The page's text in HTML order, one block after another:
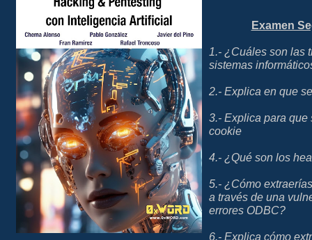
Examen
1.- ¿Cuáles son las
sistemas
2.- Explica en que
3.- Explica para que
cookie
4.- ¿Qué son los
5.- ¿Cómo
a través de una
errores ODBC?
6.- Explica cómo